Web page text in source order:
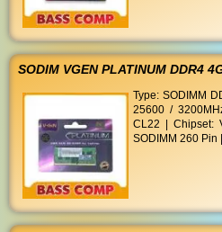
SODIM VGEN PLATINUM DDR4
Type: SODIMM
25600 /
CL22 | Chipset:
SODIMM 260 Pin